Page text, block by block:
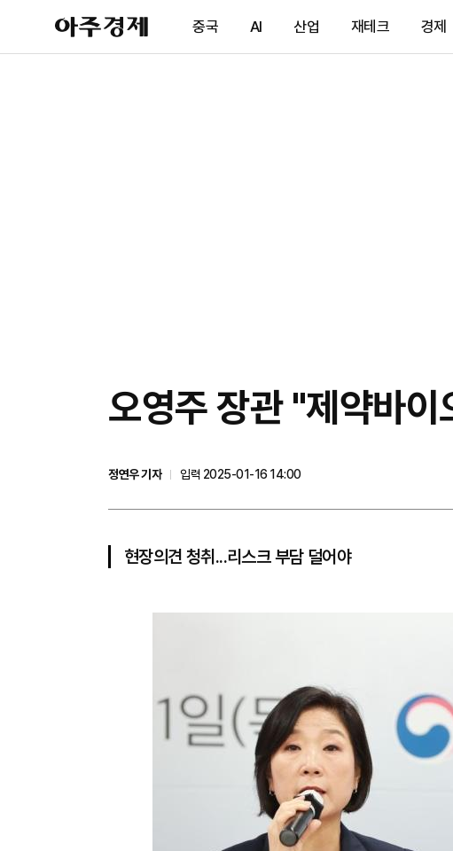
아
주
제
중국 AI 산업 재테크 경제
오영주 장관 "제약바
정연우 기자
입력 2025-01-16 14:00
현장의견 청취...리스크 부담 덜어야